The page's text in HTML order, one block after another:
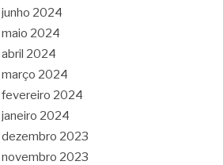
junho 2024
maio 2024
abril 2024
março 2024
fevereiro 2024
janeiro 2024
dezembro 2023
novembro 2023